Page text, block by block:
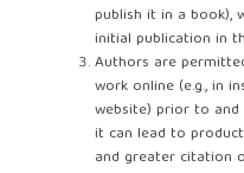
publish it in a book),
initial publication in
Authors are
work online (e.g., in
website) prior to and
it can lead to
and greater citation